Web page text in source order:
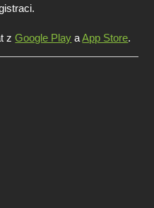
zGoogle Play aApp Store.